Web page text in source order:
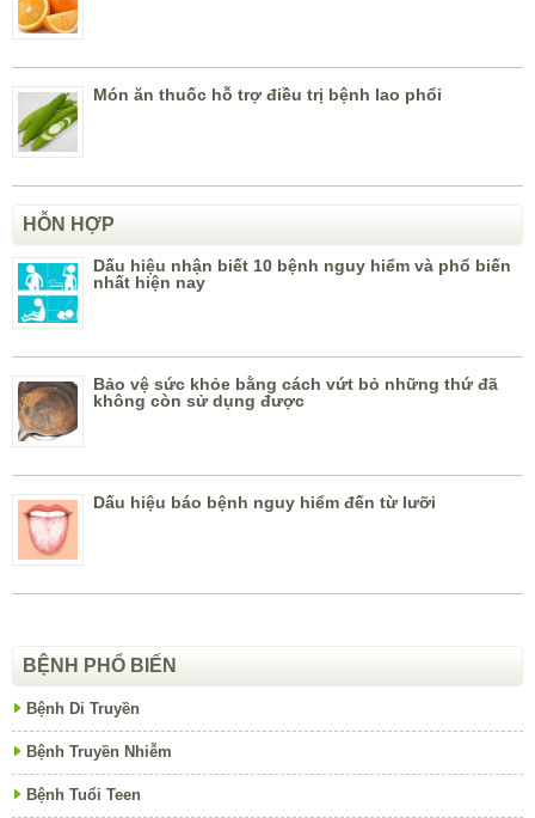
Món ăn thuốc hỗ trợ điều trị bệnh lao phổi
HỖN HỢP
Dấu hiệu nhận biết 10 bệnh nguy hiểm và phổ biến
nhất hiện nay
Bảo vệ sức khỏe bằng cách vứt bỏ những thứ đã
không còn sử dụng được
Dấu hiệu báo bệnh nguy hiểm đến từ lưỡi
BỆNH PHỔ BIẾN
Bệnh Di Truyền
Bệnh Truyền Nhiễm
Bệnh Tuổi Teen